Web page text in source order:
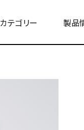
カテゴリー 製品